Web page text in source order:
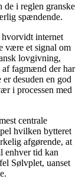
de i reglen granske
spændende.
internet
være et signal om
lovgivning,
af fagmænd der har
desuden en god
i processen med
centrale
hvilken bytteret
afgørende, at
enhver tid kan
Sølvplet, uanset